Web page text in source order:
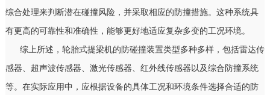
综合处理来判断潜在碰撞风险，并采取相应的防撞措施。这种系统具
有更高的可靠性和准确性，能够更好地适应复杂多变的工况环境。
综上所述，轮胎式提梁机的防碰撞装置类型多种多样，包括雷达传
感器、超声波传感器、激光传感器、红外线传感器以及综合防撞系统
等。在实际应用中，应根据设备的具体工况和环境条件选择合适的防